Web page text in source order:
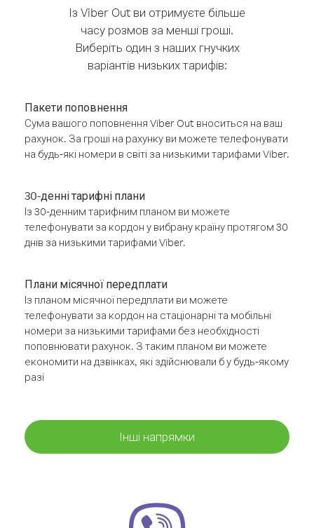
Із Viber Out ви отримуєте більше
часу розмов за менші гроші.
Виберіть один з наших гнучких
варіантів низьких тарифів:
Пакети поповнення
Сума вашого поповнення Viber Out вноситься на ваш
рахунок. За гроші на рахунку ви можете телефонувати
на будь-які номери в світі за низькими тарифами Viber.
30-денні тарифні плани
Із 30-денним тарифним планом ви можете
телефонувати за кордон у вибрану країну протягом 30
днів за низькими тарифами Viber.
Плани місячної передплати
Із планом місячної передплати ви можете
телефонувати за кордон на стаціонарні та мобільні
номери за низькими тарифами без необхідності
поповнювати рахунок. З таким планом ви можете
економити на дзвінках, які здійснювали б у будь-якому
разі
Інші напрямки